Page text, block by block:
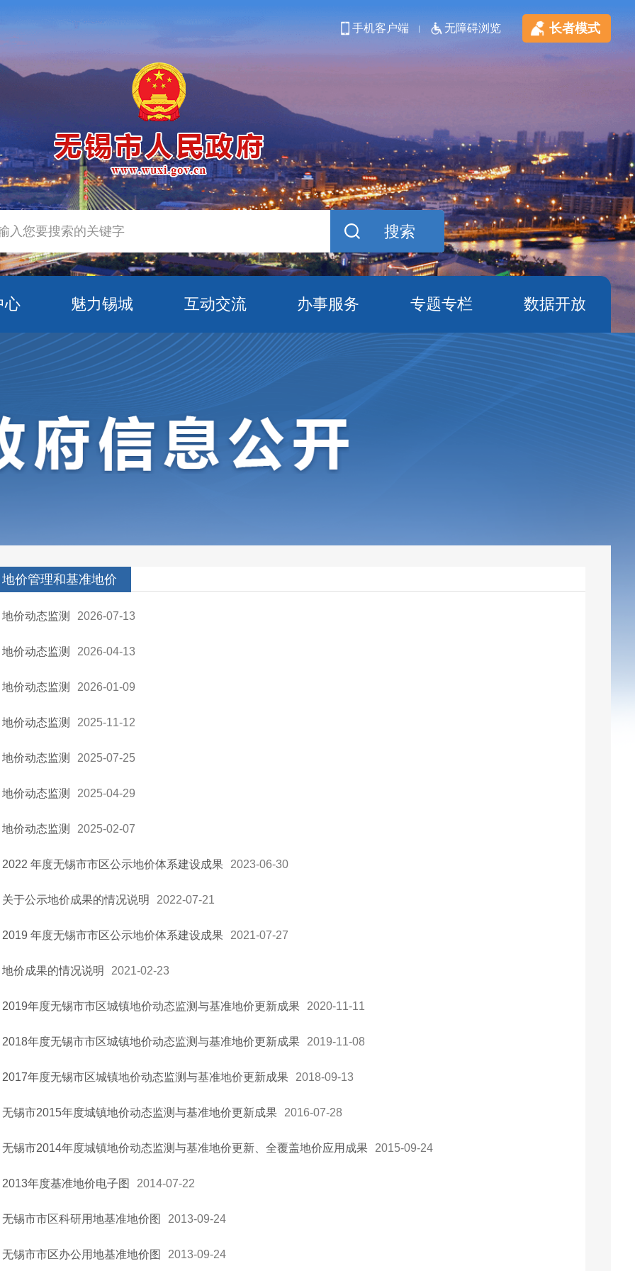
手机客户端 无障碍浏览 长者模式
心 魅力锡城 互动交流 办事服务 专题专栏 数据开放
地价管理和基准地价
地价动态监测 2026-07-13
地价动态监测 2026-04-13
地价动态监测 2026-01-09
地价动态监测 2025-11-12
地价动态监测 2025-07-25
地价动态监测 2025-04-29
地价动态监测 2025-02-07
2022 年度无锡市市区公示地价体系建设成果 2023-06-30
关于公示地价成果的情况说明 2022-07-21
2019 年度无锡市市区公示地价体系建设成果 2021-07-27
地价成果的情况说明 2021-02-23
2019年度无锡市市区城镇地价动态监测与基准地价更新成果 2020-11-11
2018年度无锡市市区城镇地价动态监测与基准地价更新成果 2019-11-08
2017年度无锡市区城镇地价动态监测与基准地价更新成果 2018-09-13
无锡市2015年度城镇地价动态监测与基准地价更新成果 2016-07-28
无锡市2014年度城镇地价动态监测与基准地价更新、全覆盖地价应用成果 2015-09-24
2013年度基准地价电子图 2014-07-22
无锡市市区科研用地基准地价图 2013-09-24
无锡市市区办公用地基准地价图 2013-09-24